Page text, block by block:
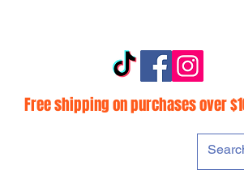
Free shipping on purchases over